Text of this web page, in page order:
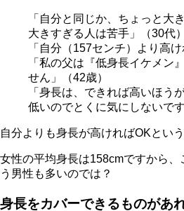
「自分と同じか、ちょっと大
大きすぎる人は苦手 」（30代）
「自分（157センチ）より高
「私の父は『低身長イケメン』
せん」（42歳）
「身長は、できれば高いほう
低いのでとくに気にしないで
自分よりも身長が高ければOKとい
女性の平均身長は158cmですから
う男性も多いのでは？
身長をカバーできるものがあ